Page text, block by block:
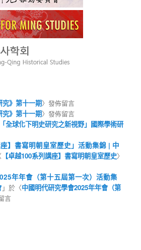
究》第十一期〉發佈留言
究》第十一期〉發佈留言
全球化下明史研究之新視野」國際學術研
】書寫明朝皇室歷史」活動集錦 | 中
【卓越100系列講座】書寫明朝皇室歷史〉
年年會（第十五屆第一次）活動集
」於〈中國明代研究學會2025年年會（第
言